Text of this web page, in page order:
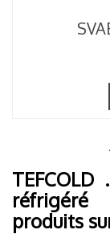
réfrigéré
produits